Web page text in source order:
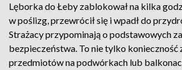
Lęborka do Łeby zablokował na kilka
w poślizg, przewrócił się i wpadł do
Strażacy przypominają o podstawowych
bezpieczeństwa. To nie tylko konieczność
przedmiotów na podwórkach lub